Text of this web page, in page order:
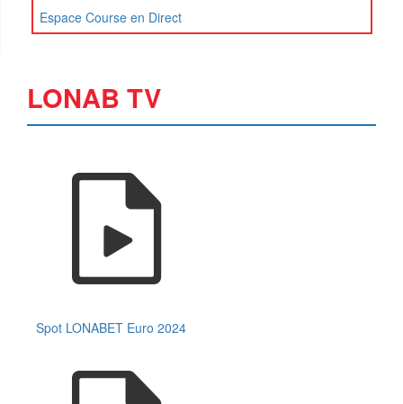
Espace Course en Direct
LONAB TV
Spot LONABET Euro 2024